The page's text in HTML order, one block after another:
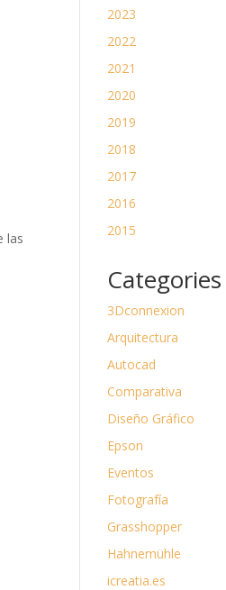
las
2023
2022
2021
2020
2019
2018
2017
2016
2015
Categories
3Dconnexion
Arquitectura
Autocad
Comparativa
Diseño Gráfico
Epson
Eventos
Fotografía
Grasshopper
Hahnemühle
icreatia.es